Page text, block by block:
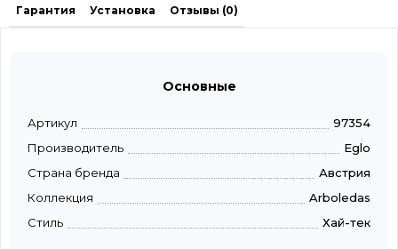
Гарантия Установка Отзывы (0)
Основные
Артикул
97354
Производитель
Eglo
Страна бренда
Австрия
Коллекция
Arboledas
Стиль
Хай-тек